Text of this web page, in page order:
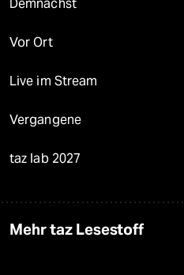
Demnächst
Vor Ort
Live im Stream
Vergangene
taz lab 2027
Mehr taz Lesestoff